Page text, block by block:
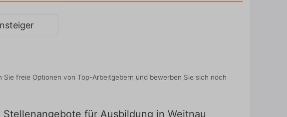
freie Optionen von Top-Arbeitgebern und bewerben Sie sich noch
für Ausbildung in Weitnau